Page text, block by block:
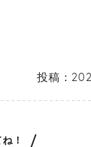
投稿：
！